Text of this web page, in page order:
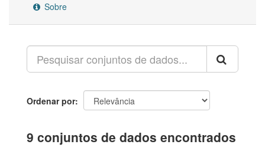
Sobre
Ordenar por
9 conjuntos de dados encontrados